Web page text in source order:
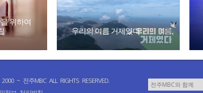
위하여
우리의 여름 거제였다
~ 전주MBC ALL RIGHTS RESERVED.